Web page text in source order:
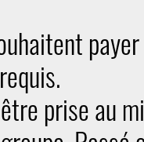
prise au